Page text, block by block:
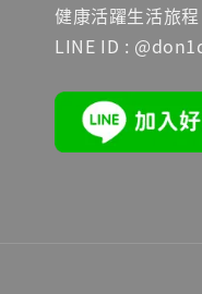
健康活躍生活旅程
LINE ID :